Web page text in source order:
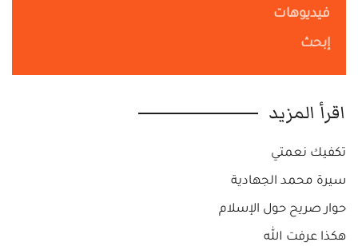
فيديوهات
إبحث
اقرأ المزيد
تكفيك نعمتي
سيرة محمد الجهادية
حوار صريح حول الإسلام
هكذا عرفت الله